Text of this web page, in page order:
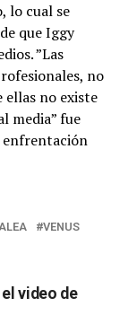
lo cual se
que Iggy
”Las
no
ellas no existe
media” fue
enfrentación
VENUS
el video de